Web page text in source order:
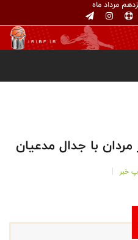
مرداد ماه
با جدال مدعیان
خبر